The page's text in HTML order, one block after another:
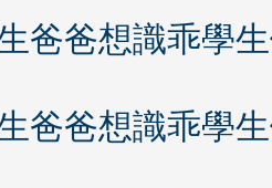
爸爸想識乖學
爸爸想識乖學